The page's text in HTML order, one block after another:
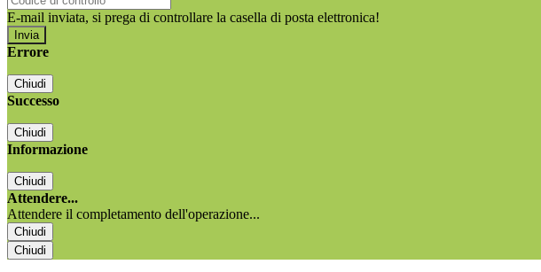
E-mail inviata, si prega di controllare la casella di posta elettronica!
Errore
Chiudi
Successo
Chiudi
Informazione
Chiudi
Attendere...
Attendere il completamento dell'operazione...
Chiudi
Chiudi